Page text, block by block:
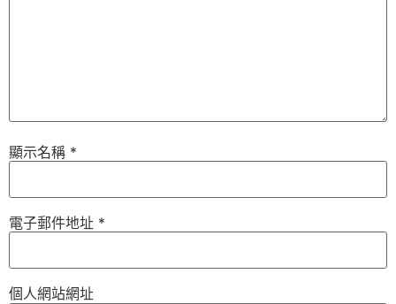
顯示名稱 *
電子郵件地址 *
個人網站網址